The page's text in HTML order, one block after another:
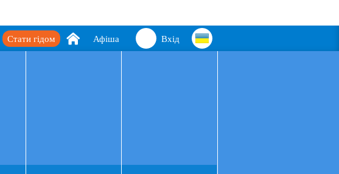
Вхід
Афіша
Стати гідом